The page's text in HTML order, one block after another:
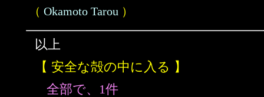
（ Okamoto Tarou ）
以上
【 安全な殻の中に入る 】
全部で、1件